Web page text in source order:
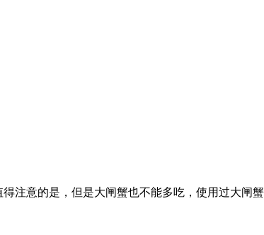
注意的是，但是大闸蟹也不能多吃，使用过大闸蟹